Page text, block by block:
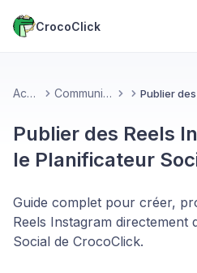
CrocoClick
Accueil Communication
Publier des Reels
le Planificateur
Guide complet pour créer,
Reels Instagram directement
Social de CrocoClick.